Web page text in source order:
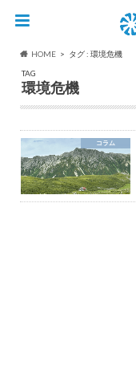
HOME
タグ : 環境危機
TAG
環境危機
コラム